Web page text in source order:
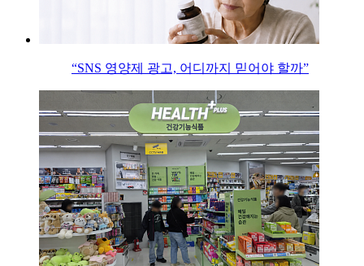
“SNS 영양제 광고, 어디까지 믿어야 할까”